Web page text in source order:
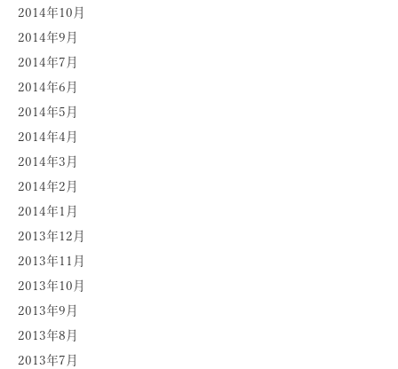
2014年10月
2014年9月
2014年7月
2014年6月
2014年5月
2014年4月
2014年3月
2014年2月
2014年1月
2013年12月
2013年11月
2013年10月
2013年9月
2013年8月
2013年7月